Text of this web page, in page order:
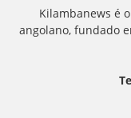
Kilambanews é
angolano, fundado